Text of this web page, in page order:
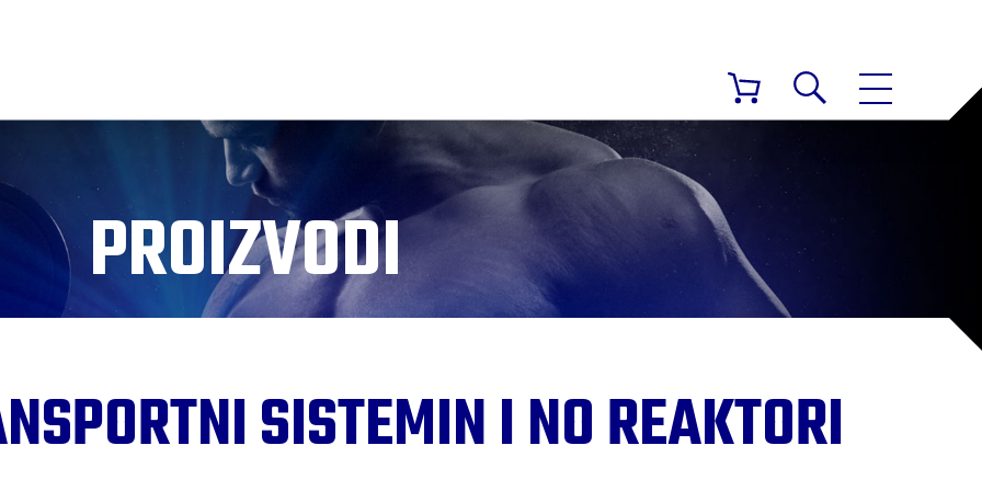
PROIZVODI
SISTEMIN I NO REAKTORI